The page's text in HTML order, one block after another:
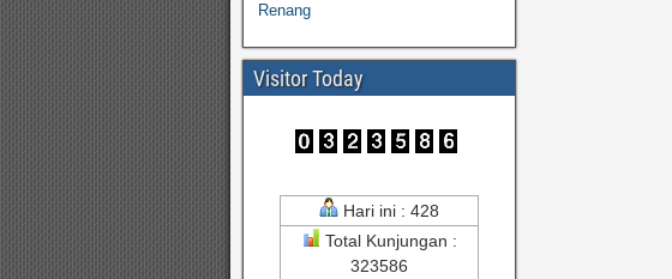
Renang
Visitor Today
Hari ini : 428
Total Kunjungan :
323586